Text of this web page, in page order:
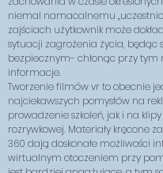
niemal namacalnemu
zajściach użytkownik może
sytuacji zagrożenia życia, będąc
bezpiecznym- chłonąc przy tym
informacje.
Tworzenie filmów vr to obecnie
najciekawszych pomysłów na
prowadzenie szkoleń, jak i na
rozrywkowej. Materiały kręcone
360 dają doskonałe możliwości
wirtualnym otoczeniem przy